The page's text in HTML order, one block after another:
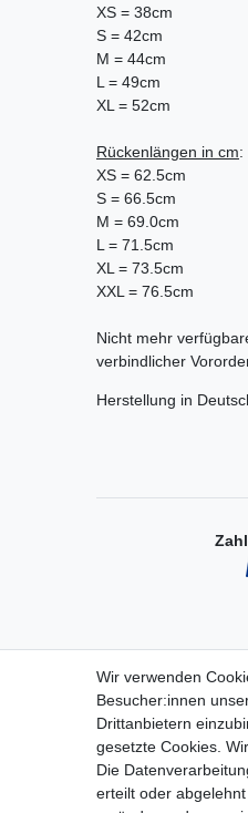
XS = 38cm
S = 42cm
M = 44cm
L = 49cm
XL = 52cm
Rückenlängen in cm:
XS = 62.5cm
S = 66.5cm
M = 69.0cm
L = 71.5cm
XL = 73.5cm
XXL = 76.5cm
Nicht mehr
verbindlicher
Herstellung in
Einkaufen
Zahlungsarten
Versandarten & -
Widerrufsrecht
Wir verwenden
Besucher:innen
Drittanbietern
gesetzte Cookies.
Die
erteilt oder